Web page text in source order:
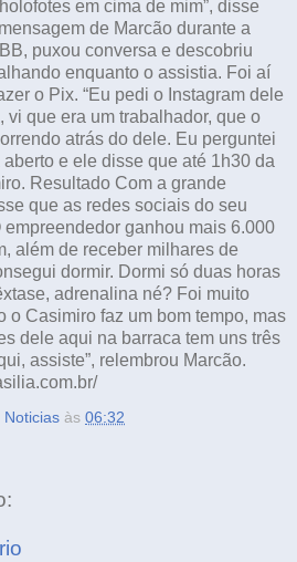
em cima de mim”, disse
de Marcão durante a
puxou conversa e descobriu
enquanto o assistia. Foi aí
o Pix. “Eu pedi o Instagram dele
vi que era um trabalhador, que o
atrás do dele. Eu perguntei
e ele disse que até 1h30 da
Resultado Com a grande
que as redes sociais do seu
empreendedor ganhou mais 6.000
além de receber milhares de
dormir. Dormi só duas horas
adrenalina né? Foi muito
o Casimiro faz um bom tempo, mas
dele aqui na barraca tem uns três
assiste”, relembrou Marcão.
Noticias às 06:32